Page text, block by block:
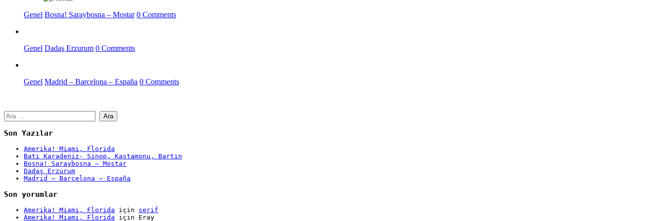
Genel Bosna! Saraybosna – Mostar 0 Comments
Genel Dadaş Erzurum 0 Comments
Genel Madrid – Barcelona – España 0 Comments
Arama:
Son Yazılar
Amerika! Miami, Florida
Batı Karadeniz- Sinop, Kastamonu, Bartın
Bosna! Saraybosna – Mostar
Dadaş Erzurum
Madrid – Barcelona – España
Son yorumlar
Amerika! Miami, Florida için serif
Amerika! Miami, Florida için Eray